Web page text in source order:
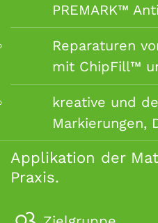
PREMARK™
Reparaturen
mit ChipFill™
kreative und
Markierungen,
Applikation der
Praxis.